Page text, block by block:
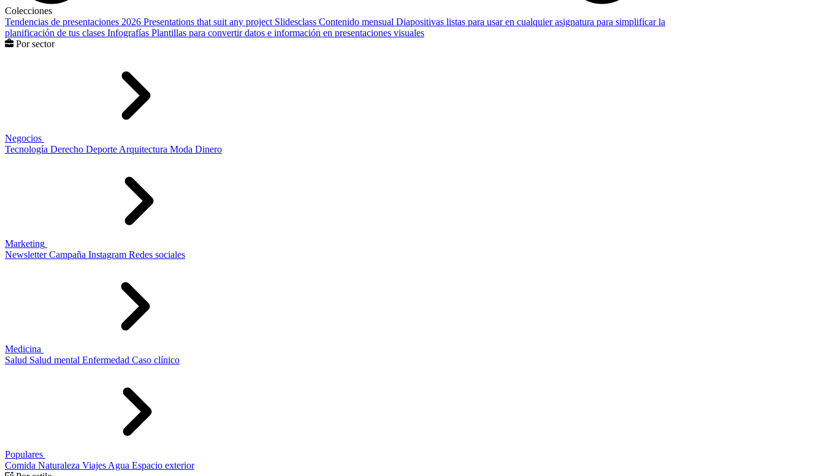
Colecciones
Tendencias de presentaciones 2026 Presentations that suit any project Slidesclass Contenido mensual Diapositivas listas para usar en cualquier asignatura para simplificar la
planificación de tus clases Infografías Plantillas para convertir datos e información en presentaciones visuales
Por sector
Negocios
Tecnología Derecho Deporte Arquitectura Moda Dinero
Marketing
Newsletter Campaña Instagram Redes sociales
Medicina
Salud Salud mental Enfermedad Caso clínico
Populares
Comida Naturaleza Viajes Agua Espacio exterior